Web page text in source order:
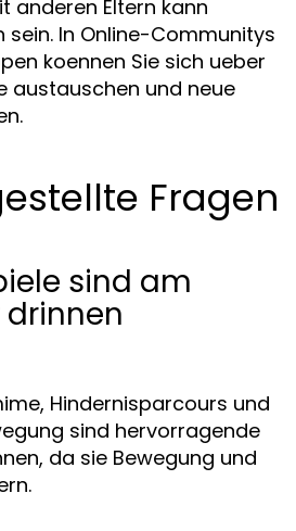
anderen Eltern kann
sein. In Online-Communitys
koennen Sie sich ueber
austauschen und neue
Fragen
sind am
Hindernisparcours und
sind hervorragende
da sie Bewegung und